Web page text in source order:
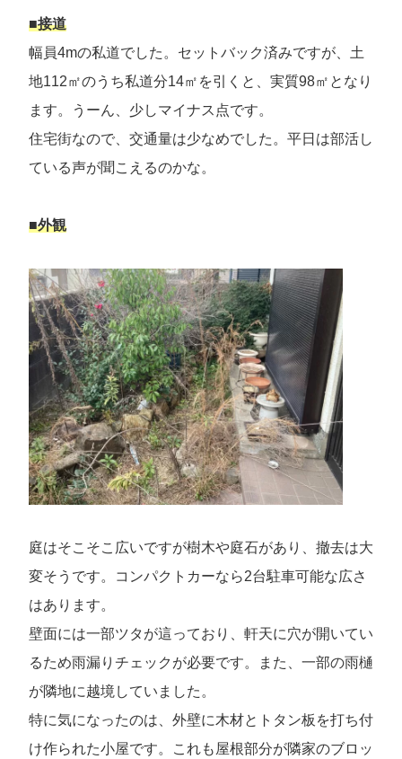
■接道
幅員4mの私道でした。セットバック済みですが、土
地112㎡のうち私道分14㎡を引くと、実質98㎡となり
ます。うーん、少しマイナス点です。
住宅街なので、交通量は少なめでした。平日は部活し
ている声が聞こえるのかな。
■外観
庭はそこそこ広いですが樹木や庭石があり、撤去は大
変そうです。コンパクトカーなら2台駐車可能な広さ
はあります。
壁面には一部ツタが這っており、軒天に穴が開いてい
るため雨漏りチェックが必要です。また、一部の雨樋
が隣地に越境していました。
特に気になったのは、外壁に木材とトタン板を打ち付
け作られた小屋です。これも屋根部分が隣家のブロッ